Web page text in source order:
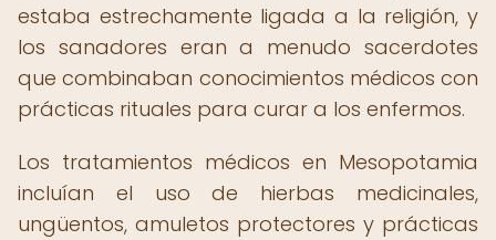
estaba estrechamente ligada a la religión, y
los sanadores eran a menudo sacerdotes
que combinaban conocimientos médicos con
prácticas rituales para curar a los enfermos.
Los tratamientos médicos en Mesopotamia
incluían el uso de hierbas medicinales,
ungüentos, amuletos protectores y prácticas